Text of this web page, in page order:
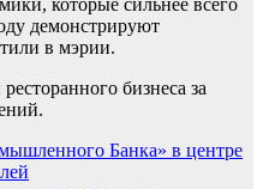
которые сильнее всего
демонстрируют
в мэрии.
бизнеса за
Банка» в центре